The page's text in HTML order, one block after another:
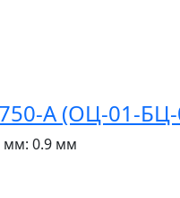
A (ОЦ-01-БЦ-
мм: 0.9 мм